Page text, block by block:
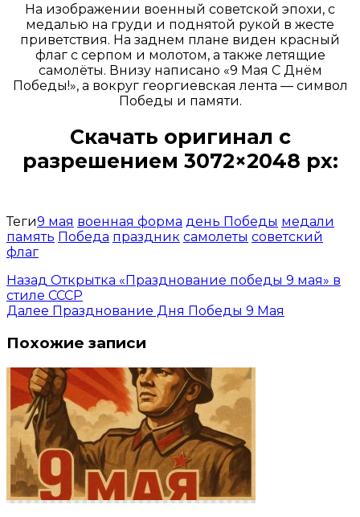
На изображении военный советской эпохи, с
медалью на груди и поднятой рукой в жесте
приветствия. На заднем плане виден красный
флаг с серпом и молотом, а также летящие
самолёты. Внизу написано «9 Мая С Днём
Победы!», а вокруг георгиевская лента — символ
Победы и памяти.
Скачать оригинал с
разрешением 3072×2048 px:
Теги9 мая военная форма день Победы медали
память Победа праздник самолеты советский
флаг
Назад Открытка «Празднование победы 9 мая» в
стиле СССР
Далее Празднование Дня Победы 9 Мая
Похожие записи